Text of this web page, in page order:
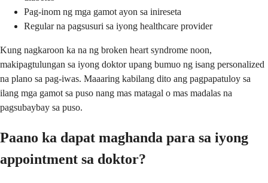
Pag-inom ng mga gamot ayon sa inireseta
Regular na pagsusuri sa iyong healthcare provider
Kung nagkaroon ka na ng broken heart syndrome noon,
makipagtulungan sa iyong doktor upang bumuo ng isang personalized
na plano sa pag-iwas. Maaaring kabilang dito ang pagpapatuloy sa
ilang mga gamot sa puso nang mas matagal o mas madalas na
pagsubaybay sa puso.
Paano ka dapat maghanda para sa iyong
appointment sa doktor?